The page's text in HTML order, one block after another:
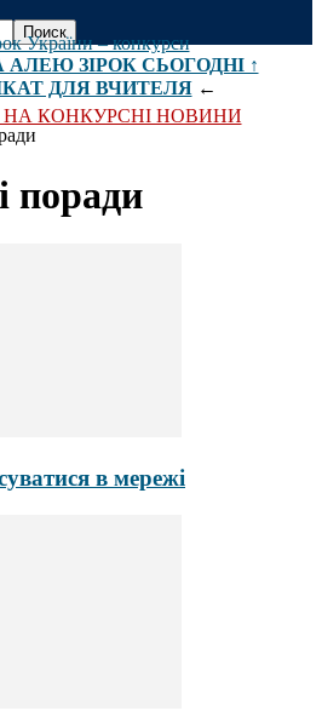
АЛЕЮ ЗІРОК СЬОГОДНІ ↑
ДЛЯ ВЧИТЕЛЯ←
НА КОНКУРСНІ НОВИНИ
поради
в мережі